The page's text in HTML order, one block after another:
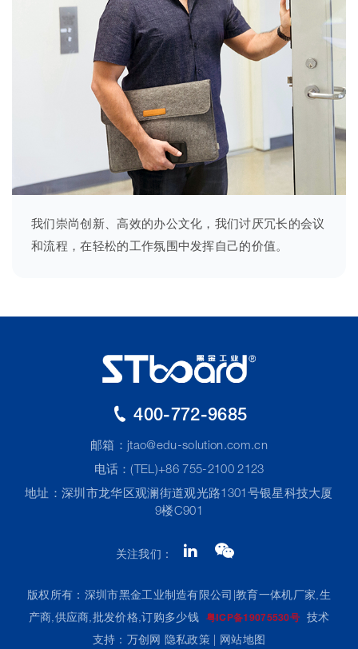
我们崇尚创新、高效的办公文化，我们讨厌冗长的会议
和流程，在轻松的工作氛围中发挥自己的价值。
400-772-9685
邮箱： jtao@edu-solution.com.cn
电话：(TEL)+86 755-2100 2123
地址：深圳市龙华区观澜街道观光路1301号银星科技大厦
9楼C901
关注我们：
版权所有：深圳市黑金工业制造有限公司|教育一体机厂家,生
产商,供应商,批发价格,订购多少钱
粤ICP备19075530号
技术
支持：万创网
隐私政策 网站地图